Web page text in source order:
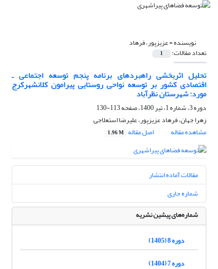
نویسنده =عزیزپور، فرهاد
تعداد مقالات: 1
تحلیل اثربخشی راهبردهای برنامه پنجم توسعه اجتماعی ـ
اقتصادی کشور بر توسعه نواحی روستایی پیرامون کلانشهرکرج
مورد: شهرستان نظرآباد
دوره 3، شماره 1، تیر 1400، صفحه
113-130
زهرا جهان، فرهاد عزیزپور، علیرضا استعلاجی
مشاهده مقاله
اصل مقاله 1.96 M
مقالات آماده انتشار
شماره جاری
شماره‌های پیشین نشریه
دوره 8 (1405)
دوره 7 (1404)